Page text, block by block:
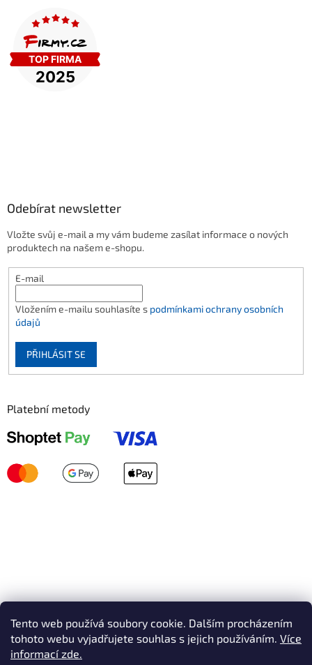
Tento web používá soubory cookie. Dalším procházením
tohoto webu vyjadřujete souhlas s jejich používáním. Více
informací zde.
Odebírat newsletter
Vložte svůj e-mail a my vám budeme zasílat informace o nových
produktech na našem e-shopu.
E-mail
Vložením e-mailu souhlasíte s podmínkami ochrany osobních
údajů
PŘIHLÁSIT SE
Platební metody